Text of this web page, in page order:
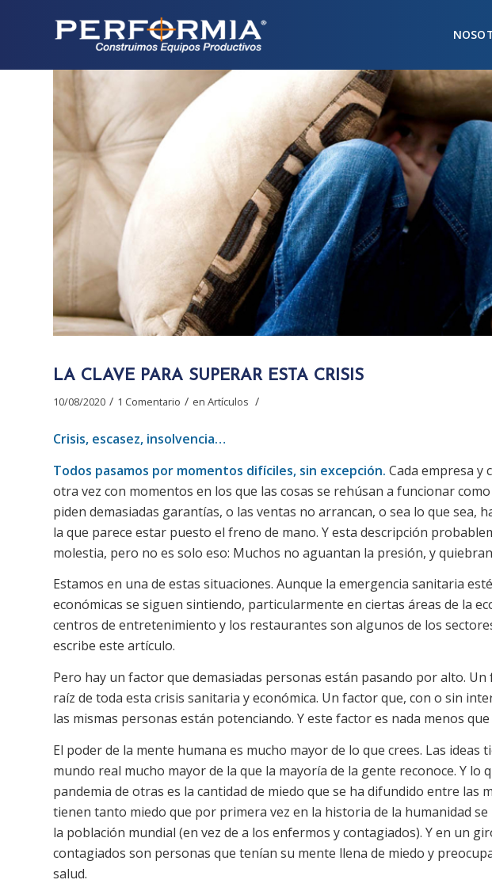
LA CLAVE PARA SUPERAR ESTA CRISIS
10/08/2020 / 1 Comentario / en Artículos /
Crisis, escasez, insolvencia…
Todos pasamos por momentos difíciles, sin excepción. Cada empresa y
otra vez con momentos en los que las cosas se rehúsan a funcionar
piden demasiadas garantías, o las ventas no arrancan, o sea lo que sea,
la que parece estar puesto el freno de mano. Y esta descripción
molestia, pero no es solo eso: Muchos no aguantan la presión, y
Estamos en una de estas situaciones. Aunque la emergencia sanitaria
económicas se siguen sintiendo, particularmente en ciertas áreas de la
centros de entretenimiento y los restaurantes son algunos de los
escribe este artículo.
Pero hay un factor que demasiadas personas están pasando por alto.
raíz de toda esta crisis sanitaria y económica. Un factor que, con o sin
las mismas personas están potenciando. Y este factor es nada menos que
El poder de la mente humana es mucho mayor de lo que crees. Las ideas
mundo real mucho mayor de la que la mayoría de la gente reconoce. Y lo
pandemia de otras es la cantidad de miedo que se ha difundido entre las
tienen tanto miedo que por primera vez en la historia de la humanidad
la población mundial (en vez de a los enfermos y contagiados). Y en un
contagiados son personas que tenían su mente llena de miedo y
salud.